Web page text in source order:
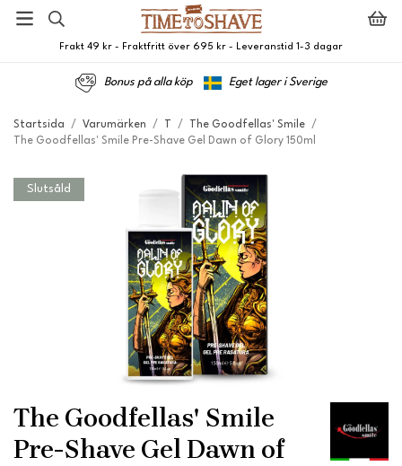
Frakt 49 kr - Fraktfritt över 695 kr - Leveranstid 1-3 dagar
Bonus på alla köp Eget lager i Sverige
Startsida / Varumärken / / The Goodfellas' Smile
/
The Goodfellas' Smile Pre-Shave Gel Dawn of Glory 150ml
Slutsåld
The Goodfellas' Smile
Pre-Shave Gel Dawn of